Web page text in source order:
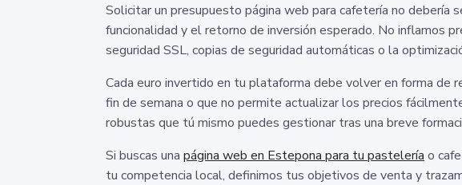
Solicitar un presupuesto página web para cafetería no debería
funcionalidad y el retorno de inversión esperado. No inflamos
seguridad SSL, copias de seguridad automáticas o la
Cada euro invertido en tu plataforma debe volver en forma
fin de semana o que no permite actualizar los precios
robustas que tú mismo puedes gestionar tras una breve
Si buscas una página web en Estepona para tu pastelería o
tu competencia local, definimos tus objetivos de venta y